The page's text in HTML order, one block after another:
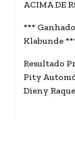
ACIMA DE
***
Klabunde
Resultado
Pity
Dieny